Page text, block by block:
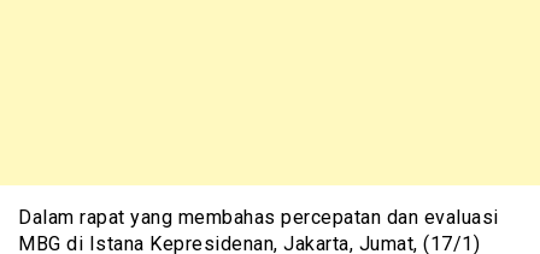
Dalam rapat yang membahas percepatan dan evaluasi
MBG di Istana Kepresidenan, Jakarta, Jumat, (17/1)